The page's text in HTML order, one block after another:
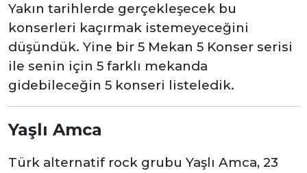
Yakın tarihlerde gerçekleşecek bu
konserleri kaçırmak istemeyeceğini
düşündük. Yine bir 5 Mekan 5 Konser serisi
ile senin için 5 farklı mekanda
gidebileceğin 5 konseri listeledik.
Yaşlı Amca
Türk alternatif rock grubu Yaşlı Amca, 23